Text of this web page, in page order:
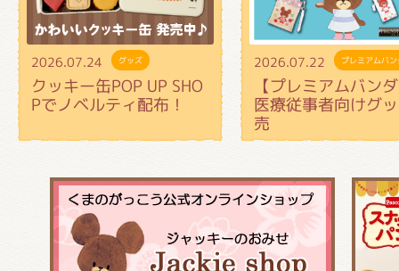
2026.07.24 グッズ
クッキー缶POP UP SHO
Pでノベルティ配布！
2026.07.22 プレミアムバ
【プレミアムバン
医療従事者向けグ
売